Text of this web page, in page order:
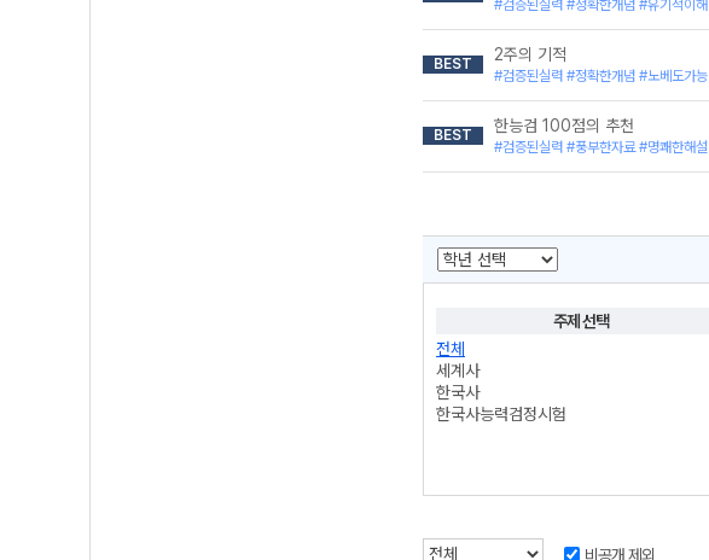
#검증된실력 #정확한개념 #유기적이해
BEST 2주의 기적
#검증된실력 #정확한개념 #노베도가능
BEST 한능검 100점의 추천
#검증된실력 #풍부한자료 #명쾌한해설
주제 선택
전체
세계사
한국사
한국사능력검정시험
비공개 제외